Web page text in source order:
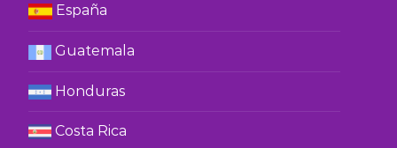
España
Guatemala
Honduras
Costa Rica